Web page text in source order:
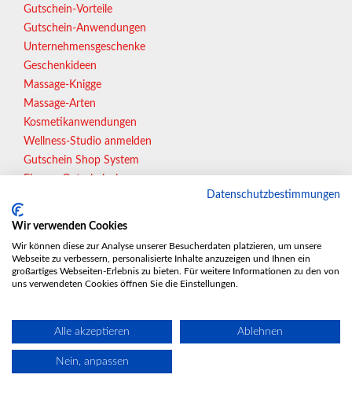
Gutschein-Vorteile
Gutschein-Anwendungen
Unternehmensgeschenke
Geschenkideen
Massage-Knigge
Massage-Arten
Kosmetikanwendungen
Wellness-Studio anmelden
Gutschein Shop System
In Vorbereitung:
Essen | Gelsenkirchen | Wuppertal | Bonn | Münster |
Datenschutzbestimmungen
Wir verwenden Cookies
Wir können diese zur Analyse unserer Besucherdaten platzieren, um unsere
Webseite zu verbessern, personalisierte Inhalte anzuzeigen und Ihnen ein
großartiges Webseiten-Erlebnis zu bieten. Für weitere Informationen zu den von
uns verwendeten Cookies öffnen Sie die Einstellungen.
Alle akzeptieren Ablehnen
Nein, anpassen